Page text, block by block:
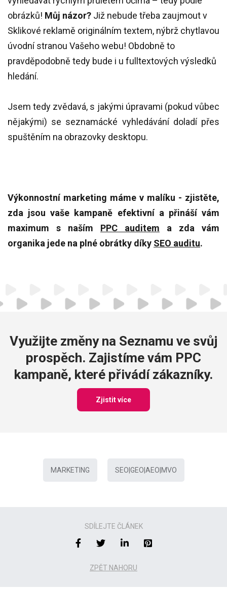
obrázků! Můj názor? Již nebude třeba zaujmout v
Sklikové reklamě originálním textem, nýbrž chytlavou
úvodní stranou Vašeho webu! Obdobně to
pravděpodobně tedy bude i u fulltextových výsledků
hledání.
Jsem tedy zvědavá, s jakými úpravami (pokud vůbec
nějakými) se seznamácké vyhledávání doladí přes
spuštěním na obrazovky desktopu.
Výkonnostní marketing máme v malíku - zjistěte,
zda jsou vaše kampaně efektivní a přináší vám
maximum s naším PPC auditem a zda vám
organika jede na plné obrátky díky SEO auditu.
Využijte změny na Seznamu ve svůj
prospěch. Zajistíme vám PPC
kampaně, které přivádí zákazníky.
Zjistit více
MARKETING SEO|GEO|AEO|MVO
SDÍLEJTE ČLÁNEK
ZPĚT NAHORU